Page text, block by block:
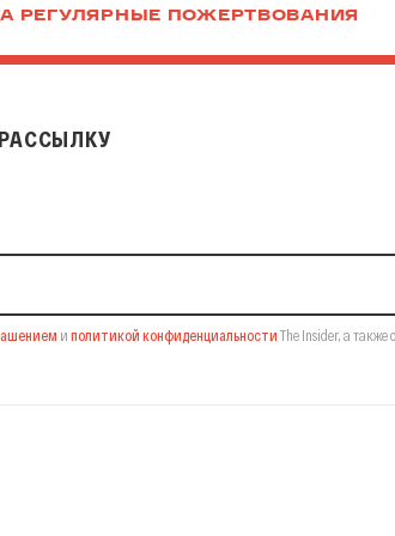
РЕГУЛЯРНЫЕ ПОЖЕРТВОВАНИЯ
и политикой конфиденциальности The Insider, а также